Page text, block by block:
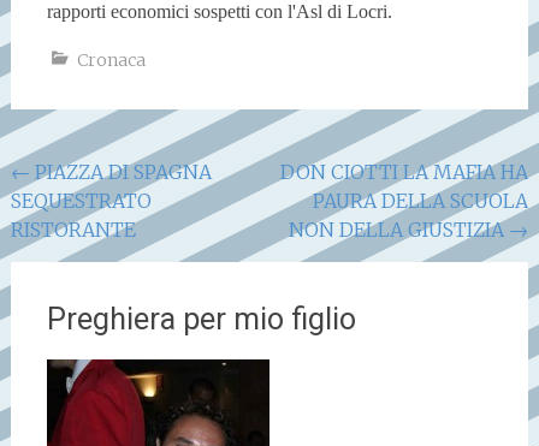
rapporti economici sospetti con l'Asl di Locri.
Cronaca
Navigazione
articoli
← PIAZZA DI SPAGNA
SEQUESTRATO
RISTORANTE
DON CIOTTI LA MAFIA HA
PAURA DELLA SCUOLA
NON DELLA GIUSTIZIA →
Preghiera per mio figlio